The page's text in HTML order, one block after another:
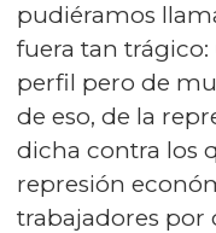
pudiéramos
fuera tan
perfil pero de
de eso, de la
dicha contra los
represión
trabajadores por